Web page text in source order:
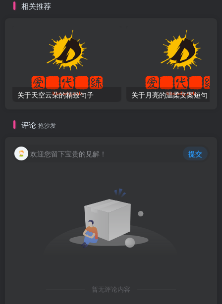
相关推荐
关于天空云朵的精致句子 关于月亮的温柔文案短句
评论 抢沙发
欢迎您留下宝贵的见解！ 提交
暂无评论内容